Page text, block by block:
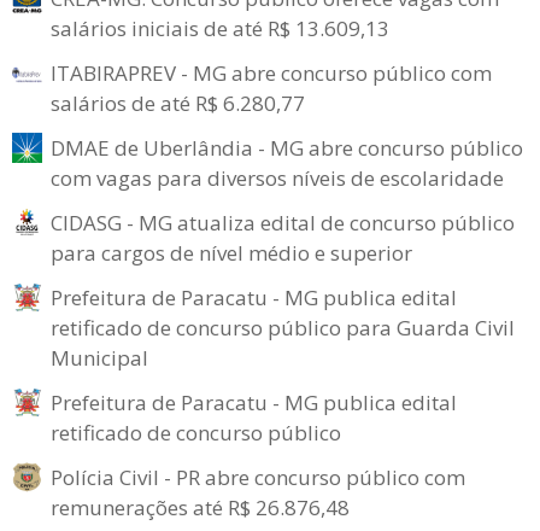
salários iniciais de até R$ 13.609,13
ITABIRAPREV - MG abre concurso público com
salários de até R$ 6.280,77
DMAE de Uberlândia - MG abre concurso público
com vagas para diversos níveis de escolaridade
CIDASG - MG atualiza edital de concurso público
para cargos de nível médio e superior
Prefeitura de Paracatu - MG publica edital
retificado de concurso público para Guarda Civil
Municipal
Prefeitura de Paracatu - MG publica edital
retificado de concurso público
Polícia Civil - PR abre concurso público com
remunerações até R$ 26.876,48